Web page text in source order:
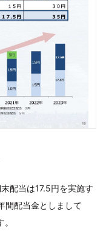
配当は17.5円を実施す
間配当金としまして